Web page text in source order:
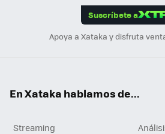
Suscríbete a
Apoya a Xataka y disfruta
En Xataka hablamos de...
Streaming